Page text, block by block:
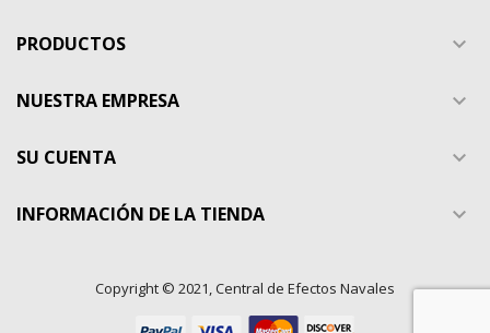
PRODUCTOS 
NUESTRA EMPRESA 
SU CUENTA 
INFORMACIÓN DE LA TIENDA 
Copyright © 2021, Central de Efectos Navales